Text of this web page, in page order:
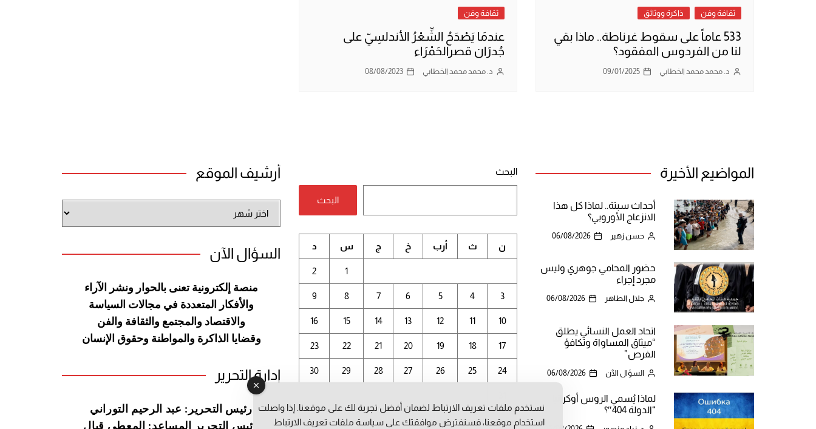
ثقافة وفن ذاكرة ووثائق
533 عاماً على سقوط غرناطة.. ماذا بقي
لنا من الفردوس المفقود؟
د. محمد محمد الخطابي 09/01/2025
ثقافة وفن
عندمَا يَصْدَحُ الشِّعْرُ الأندلسِيّ على
جُدرَان قصرالحَمْرَاء
د. محمد محمد الخطابي 08/08/2023
المواضيع الأخيرة
أحداث سبتة.. لماذا كل هذا
الانزعاج الأوروبي؟
حسن زهير 06/08/2026
حضور المحامي جوهري وليس
مجرد إجراء
جلال الطاهر 06/08/2026
اتحاد العمل النسائي يطلق
“ميثاق المساواة وتكافؤ
الفرص”
السؤال الآن 06/08/2026
لماذا يُسمي الروس أوكرانيا
“الدولة 404″؟
البحث
البحث
أغسطس 2026
ن ث أرب خ ج س د
1
2
3
4
5
6
7
8
9
10
11
12
13
14
15
16
17
18
19
20
21
22
23
24
25
26
27
28
29
30
أرشيف الموقع
الموقع
السؤال الآن
منصة إلكترونية تعنى بالحوار ونشر
الآراء
والأفكار المتعددة في مجالات السياسة
والاقتصاد والمجتمع والثقافة والفن
وقضايا الذاكرة والمواطنة وحقوق الإنسان
إدارة التحرير
رئيس التحرير: عبد الرحيم التوراني
رئيس التحرير المساعد: المعطي قبال
نستخدم ملفات تعريف الارتباط لضمان أفضل تجربة لك على موقعنا. إذا واصلت
استخدام موقعنا، فسنفترض موافقتك على سياسة ملفات تعريف الارتباط